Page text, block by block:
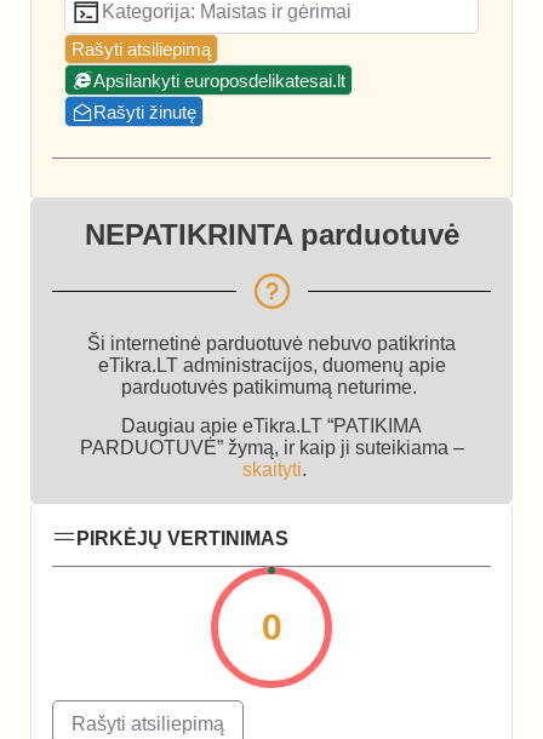
Kategorija: Maistas ir gėrimai
Rašyti atsiliepimą
Apsilankyti europosdelikatesai.lt
Rašyti žinutę
NEPATIKRINTA parduotuvė
Ši internetinė parduotuvė nebuvo patikrinta
eTikra.LT administracijos, duomenų apie
parduotuvės patikimumą neturime.
Daugiau apie eTikra.LT “PATIKIMA
PARDUOTUVĖ” žymą, ir kaip ji suteikiama –
skaityti.
PIRKĖJŲ VERTINIMAS
0
Rašyti atsiliepimą